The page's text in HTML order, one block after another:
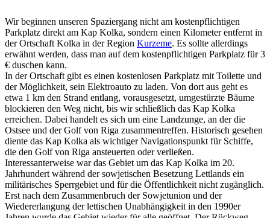
Wir beginnen unseren Spaziergang nicht am kostenpflichtigen
Parkplatz direkt am Kap Kolka, sondern einen Kilometer entfernt in
der Ortschaft Kolka in der Region Kurzeme. Es sollte allerdings
erwähnt werden, dass man auf dem kostenpflichtigen Parkplatz für 3
€ duschen kann.
In der Ortschaft gibt es einen kostenlosen Parkplatz mit Toilette und
der Möglichkeit, sein Elektroauto zu laden. Von dort aus geht es
etwa 1 km den Strand entlang, vorausgesetzt, umgestürzte Bäume
blockieren den Weg nicht, bis wir schließlich das Kap Kolka
erreichen. Dabei handelt es sich um eine Landzunge, an der die
Ostsee und der Golf von Riga zusammentreffen. Historisch gesehen
diente das Kap Kolka als wichtiger Navigationspunkt für Schiffe,
die den Golf von Riga ansteuerten oder verließen.
Interessanterweise war das Gebiet um das Kap Kolka im 20.
Jahrhundert während der sowjetischen Besetzung Lettlands ein
militärisches Sperrgebiet und für die Öffentlichkeit nicht zugänglich.
Erst nach dem Zusammenbruch der Sowjetunion und der
Wiedererlangung der lettischen Unabhängigkeit in den 1990er